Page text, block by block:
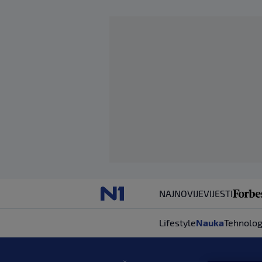
NAJNOVIJEVIJESTI
LifestyleNauka